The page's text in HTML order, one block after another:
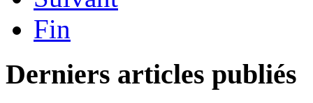
Fin
Derniers articles publiés